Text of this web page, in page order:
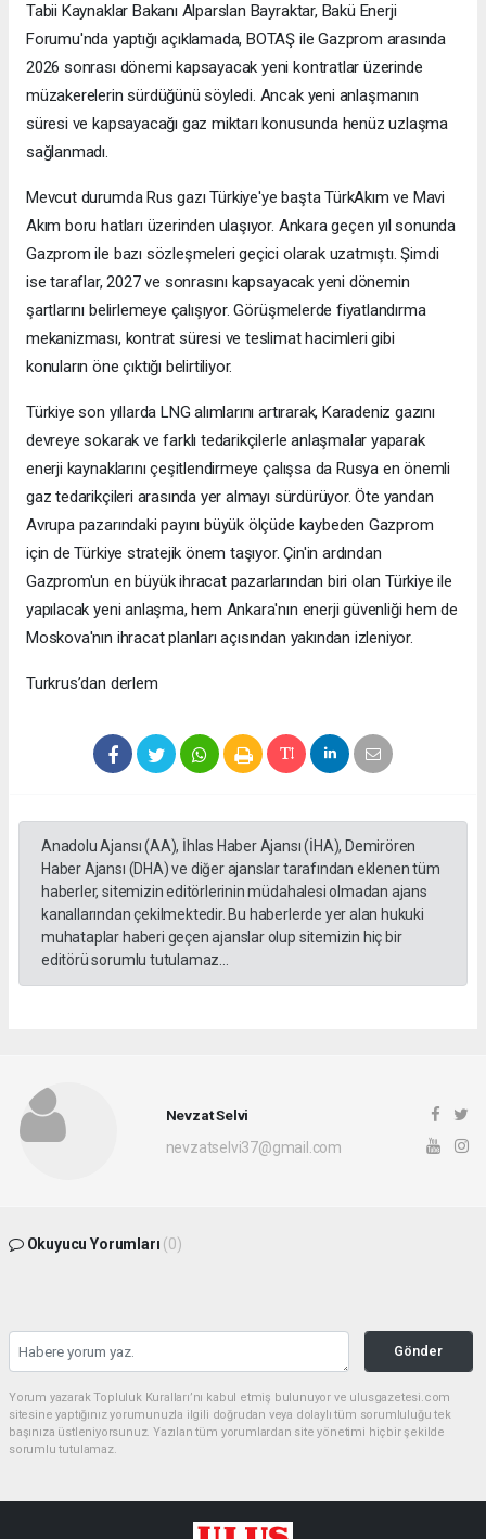
Tabii Kaynaklar Bakanı Alparslan Bayraktar, Bakü Enerji
Forumu'nda yaptığı açıklamada, BOTAŞ ile Gazprom arasında
2026 sonrası dönemi kapsayacak yeni kontratlar üzerinde
müzakerelerin sürdüğünü söyledi. Ancak yeni anlaşmanın
süresi ve kapsayacağı gaz miktarı konusunda henüz uzlaşma
sağlanmadı.
Mevcut durumda Rus gazı Türkiye'ye başta TürkAkım ve Mavi
Akım boru hatları üzerinden ulaşıyor. Ankara geçen yıl sonunda
Gazprom ile bazı sözleşmeleri geçici olarak uzatmıştı. Şimdi
ise taraflar, 2027 ve sonrasını kapsayacak yeni dönemin
şartlarını belirlemeye çalışıyor. Görüşmelerde fiyatlandırma
mekanizması, kontrat süresi ve teslimat hacimleri gibi
konuların öne çıktığı belirtiliyor.
Türkiye son yıllarda LNG alımlarını artırarak, Karadeniz gazını
devreye sokarak ve farklı tedarikçilerle anlaşmalar yaparak
enerji kaynaklarını çeşitlendirmeye çalışsa da Rusya en önemli
gaz tedarikçileri arasında yer almayı sürdürüyor. Öte yandan
Avrupa pazarındaki payını büyük ölçüde kaybeden Gazprom
için de Türkiye stratejik önem taşıyor. Çin'in ardından
Gazprom'un en büyük ihracat pazarlarından biri olan Türkiye ile
yapılacak yeni anlaşma, hem Ankara'nın enerji güvenliği hem de
Moskova'nın ihracat planları açısından yakından izleniyor.
Turkrus’dan derlem
Anadolu Ajansı (AA), İhlas Haber Ajansı (İHA), Demirören
Haber Ajansı (DHA) ve diğer ajanslar tarafından eklenen tüm
haberler, sitemizin editörlerinin müdahalesi olmadan ajans
kanallarından çekilmektedir. Bu haberlerde yer alan hukuki
muhataplar haberi geçen ajanslar olup sitemizin hiç bir
editörü sorumlu tutulamaz...
Nevzat Selvi
nevzatselvi37@gmail.com
Okuyucu Yorumları (0)
Gönder
Yorum yazarak Topluluk Kuralları’nı kabul etmiş bulunuyor ve ulusgazetesi.com
sitesine yaptığınız yorumunuzla ilgili doğrudan veya dolaylı tüm sorumluluğu tek
başınıza üstleniyorsunuz. Yazılan tüm yorumlardan site yönetimi hiçbir şekilde
sorumlu tutulamaz.